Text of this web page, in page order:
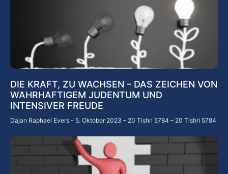
DIE KRAFT, ZU WACHSEN – DAS ZEICHEN VON
WAHRHAFTIGEM JUDENTUM UND
INTENSIVER FREUDE
Dajan Raphael Evers 5. Oktober 2023 – 20 Tishri 5784 – 20 Tishri 5784